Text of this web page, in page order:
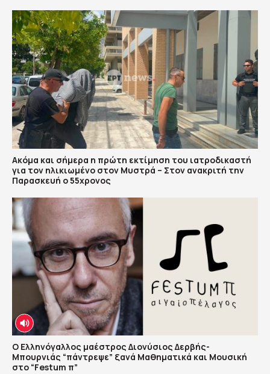
Ακόμα και σήμερα η πρώτη εκτίμηση του ιατροδικαστή
για τον ηλικιωμένο στον Μυστρά – Στον ανακριτή την
Παρασκευή ο 55χρονος
Ο Ελληνόγαλλος μαέστρος Διονύσιος Δερβής-
Μπουρνιάς “πάντρεψε” ξανά Μαθηματικά και Μουσική
στο “Festum π”